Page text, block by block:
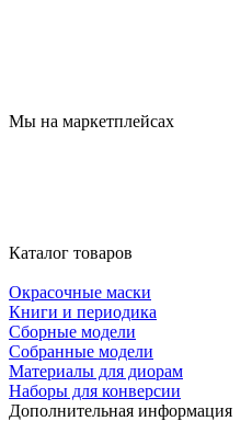
Мы на маркетплейсах
Каталог товаров
Окрасочные маски
Книги и периодика
Сборные модели
Собранные модели
Материалы для диорам
Наборы для конверсии
Дополнительная информация